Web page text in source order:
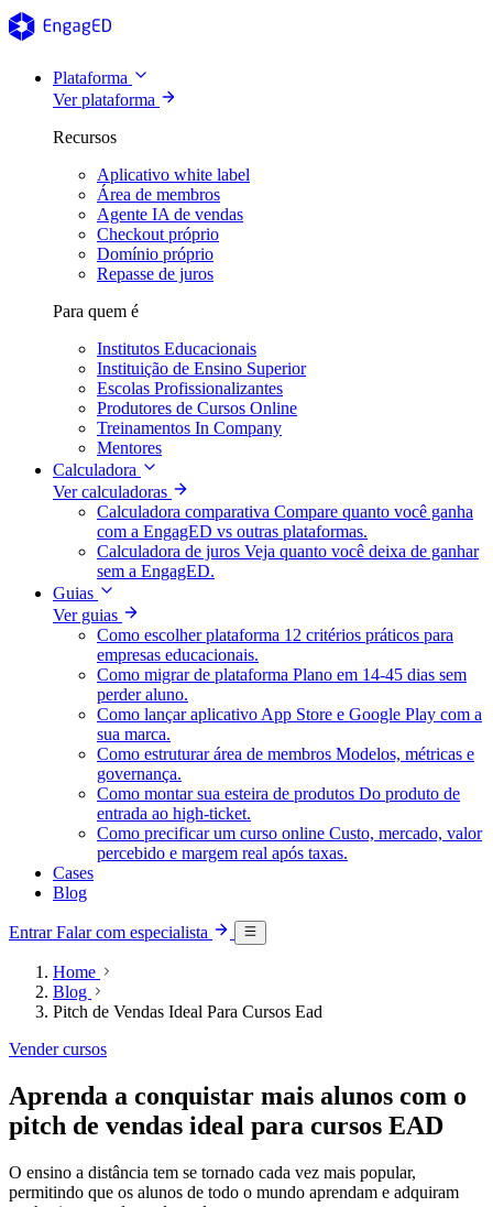
Plataforma
Ver plataforma
Recursos
Aplicativo white label
Área de membros
Agente IA de vendas
Checkout próprio
Domínio próprio
Repasse de juros
Para quem é
Institutos Educacionais
Instituição de Ensino Superior
Escolas Profissionalizantes
Produtores de Cursos Online
Treinamentos In Company
Mentores
Calculadora
Ver calculadoras
Calculadora comparativa Compare quanto você ganha
com a EngagED vs outras plataformas.
Calculadora de juros Veja quanto você deixa de ganhar
sem a EngagED.
Guias
Ver guias
Como escolher plataforma 12 critérios práticos para
empresas educacionais.
Como migrar de plataforma Plano em 14-45 dias sem
perder aluno.
Como lançar aplicativo App Store e Google Play com a
sua marca.
Como estruturar área de membros Modelos, métricas e
governança.
Como montar sua esteira de produtos Do produto de
entrada ao high-ticket.
Como precificar um curso online Custo, mercado, valor
percebido e margem real após taxas.
Cases
Blog
EntrarFalar com especialista
Home
Blog
Pitch de Vendas Ideal Para Cursos Ead
Vender cursos
Aprenda a conquistar mais alunos com o
pitch de vendas ideal para cursos EAD
O ensino a distância tem se tornado cada vez mais popular,
permitindo que os alunos de todo o mundo aprendam e adquiram